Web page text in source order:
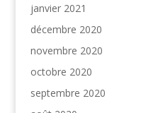
janvier 2021
décembre 2020
novembre 2020
octobre 2020
septembre 2020